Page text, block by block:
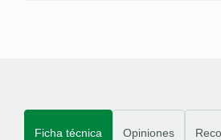
Ficha técnica Opiniones